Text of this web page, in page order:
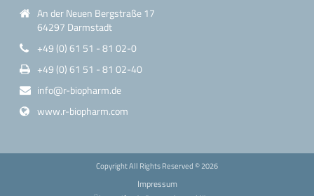
An der Neuen Bergstraße 17
64297 Darmstadt
+49 (0) 61 51 - 81 02-0
+49 (0) 61 51 - 81 02-40
info@r-biopharm.de
www.r-biopharm.com
Copyright All Rights Reserved ©2026
Impressum